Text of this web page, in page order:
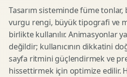
Tasarım sisteminde füme
vurgu rengi, büyük tipografi ve
birlikte kullanılır. Animasyonlar
değildir; kullanıcının dikkatini
sayfa ritmini güçlendirmek ve
hissettirmek için optimize edilir.